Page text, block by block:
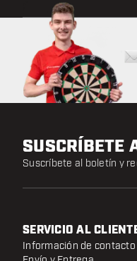
SUSCRÍBETE
Suscríbete al boletín y
SERVICIO AL
Información de contacto